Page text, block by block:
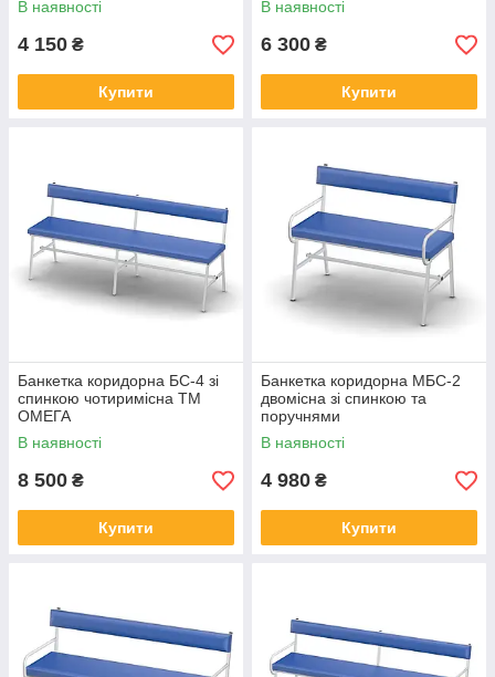
В наявності
4 150 ₴
Купити
В наявності
6 300 ₴
Купити
Банкетка коридорна БС-4 зі
спинкою чотиримісна ТМ
ОМЕГА
В наявності
8 500 ₴
Купити
Банкетка коридорна МБС-2
двомісна зі спинкою та
поручнями
В наявності
4 980 ₴
Купити